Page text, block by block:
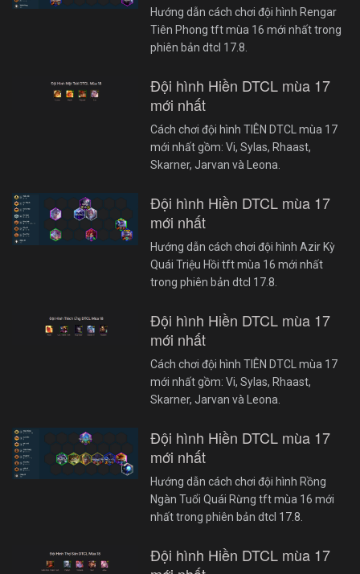
Hướng dẫn cách chơi đội hình Rengar
Tiên Phong tft mùa 16 mới nhất trong
phiên bản dtcl 17.8.
Đội hình Hiền DTCL mùa 17
mới nhất
Cách chơi đội hình TIÊN DTCL mùa 17
mới nhất gồm: Vi, Sylas, Rhaast,
Skarner, Jarvan và Leona.
Đội hình Hiền DTCL mùa 17
mới nhất
Hướng dẫn cách chơi đội hình Azir Kỳ
Quái Triệu Hồi tft mùa 16 mới nhất
trong phiên bản dtcl 17.8.
Đội hình Hiền DTCL mùa 17
mới nhất
Cách chơi đội hình TIÊN DTCL mùa 17
mới nhất gồm: Vi, Sylas, Rhaast,
Skarner, Jarvan và Leona.
Đội hình Hiền DTCL mùa 17
mới nhất
Hướng dẫn cách chơi đội hình Rồng
Ngàn Tuổi Quái Rừng tft mùa 16 mới
nhất trong phiên bản dtcl 17.8.
Đội hình Hiền DTCL mùa 17